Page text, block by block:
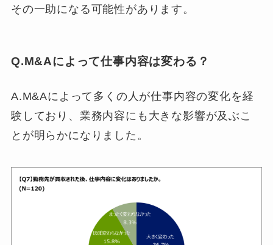
その一助になる可能性があります。
Q.M&Aによって仕事内容は変わる？
A.M&Aによって多くの人が仕事内容の変化を経
験しており、業務内容にも大きな影響が及ぶこ
とが明らかになりました。